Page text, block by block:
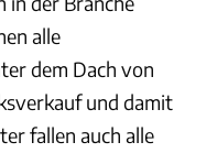
alle
dem Dach von
und damit
fallen auch alle